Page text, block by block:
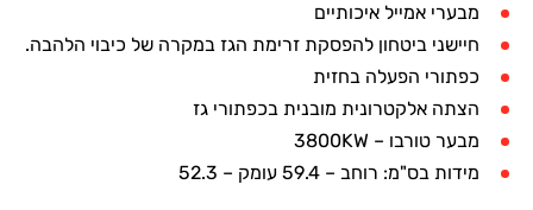
מבערי אמייל איכותיים
חיישני ביטחון להפסקת זרימת הגז במקרה של כיבוי הלהבה.
כפתורי הפעלה בחזית
הצתה אלקטרונית מובנית בכפתורי גז
מבער טורבו – 3800KW
מידות בס"מ: רוחב – 59.4 עומק – 52.3